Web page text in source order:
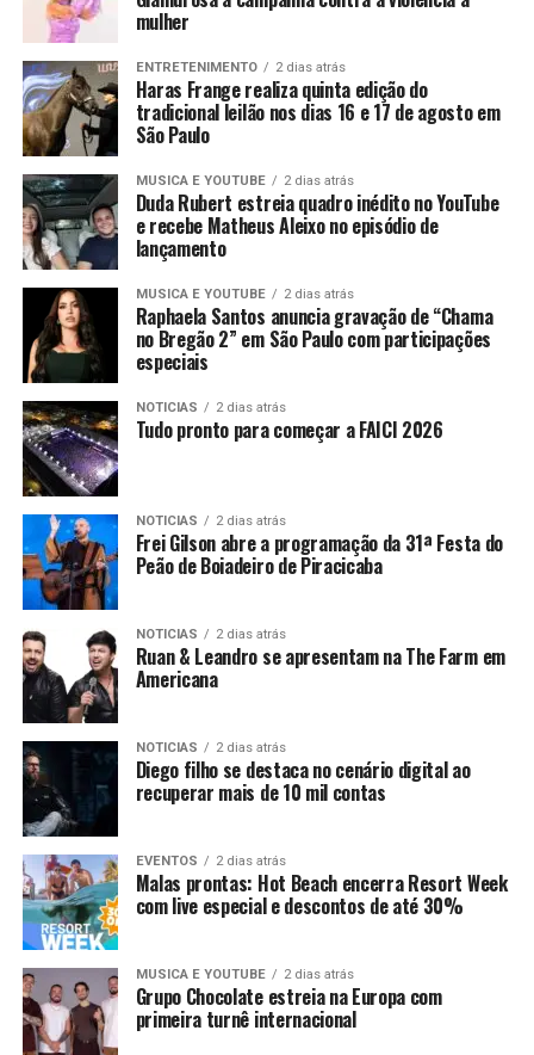
mulher
ENTRETENIMENTO 2 dias atrás
Haras Frange realiza quinta edição do
tradicional leilão nos dias 16 e 17 de agosto em
São Paulo
MUSICA E YOUTUBE 2 dias atrás
Duda Rubert estreia quadro inédito no YouTube
e recebe Matheus Aleixo no episódio de
lançamento
MUSICA E YOUTUBE 2 dias atrás
Raphaela Santos anuncia gravação de “Chama
no Bregão 2” em São Paulo com participações
especiais
NOTICIAS 2 dias atrás
Tudo pronto para começar a FAICI 2026
NOTICIAS 2 dias atrás
Frei Gilson abre a programação da 31ª Festa do
Peão de Boiadeiro de Piracicaba
NOTICIAS 2 dias atrás
Ruan & Leandro se apresentam na The Farm em
Americana
NOTICIAS 2 dias atrás
Diego filho se destaca no cenário digital ao
recuperar mais de 10 mil contas
EVENTOS 2 dias atrás
Malas prontas: Hot Beach encerra Resort Week
com live especial e descontos de até 30%
MUSICA E YOUTUBE 2 dias atrás
Grupo Chocolate estreia na Europa com
primeira turnê internacional